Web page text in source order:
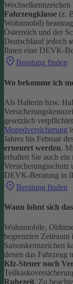
Fahrzeugklasse (z.
Wohnmobil)
Österreich und der
Deutschland jedoch
Ihnen eine DEVK-
Beratung finden
Wo bekomme ich
Als Halterin bzw.
gesetzlich
Mopedversicherung
Jahres bis Februar
erneuert werden.
erhalten Sie auch ein
Versicherungsschutz
DEVK-Beratung in
Beratung finden
Wann lohnt sich
Wohnmobile,
begrenzten Zeitraum
Saisonkennzeichen
denen das Fahrzeug
Kfz-Steuer noch
Ruhezeit. Zu